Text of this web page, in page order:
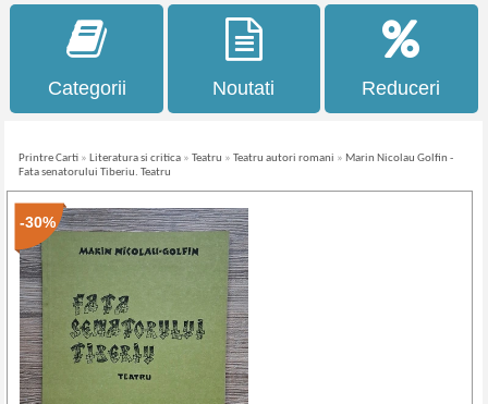
Categorii Noutati Reduceri
Printre Carti » Literatura si critica »Teatru »Teatru autori romani » Marin Nicolau Golfin -
Fata senatorului Tiberiu. Teatru
-30%